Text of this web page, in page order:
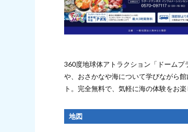
360度地球体アトラクション「ドーム
や、おさかなや海について学びながら
ト。完全無料で、気軽に海の体験をお楽
地図